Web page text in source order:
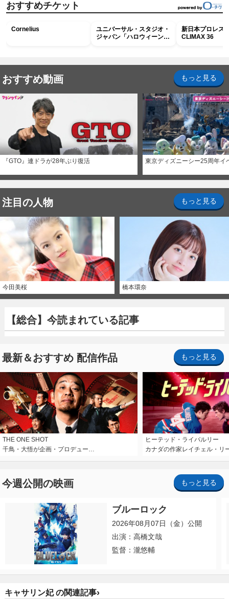
おすすめチケット
Cornelius
ユニバーサル・スタジオ・
ジャパン「ハロウィーン・
新日本プロレス
CLIMAX 36
おすすめ動画 もっと見る
『GTO』連ドラが28年ぶり復活 東京ディズニーシー25周年イ
注目の人物 もっと見る
今田美桜 橋本環奈
【総合】今読まれている記事
最新＆おすすめ 配信作品 もっと見る
THE ONE SHOT
千鳥・大悟が企画・プロデュー…
ヒーテッド・ライバルリー
カナダの作家レイチェル・リ
今週公開の映画 もっと見る
ブルーロック
2026年08月07日（金）公開
出演：高橋文哉
監督：瀧悠輔
キャサリン妃 の関連記事›